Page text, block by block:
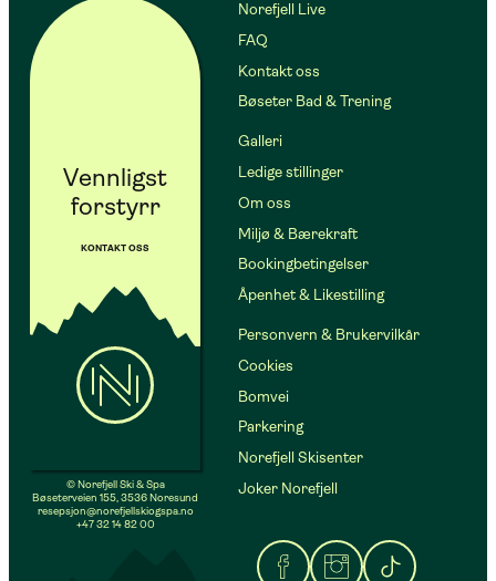
Vennligst
forstyrr
KONTAKT OSS
© Norefjell Ski & Spa
Bøseterveien 155, 3536 Noresund
resepsjon@norefjellskiogspa.no
+47 32 14 82 00
Norefjell Live
FAQ
Kontakt oss
Bøseter Bad & Trening
Galleri
Ledige stillinger
Om oss
Miljø & Bærekraft
Bookingbetingelser
Åpenhet & Likestilling
Personvern & Brukervilkår
Cookies
Bomvei
Parkering
Norefjell Skisenter
Joker Norefjell